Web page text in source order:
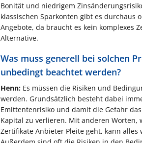
Bonität und niedrigem
klassischen Sparkonten gibt es durchaus
Angebote, da braucht es kein komplexes
Alternative.
Was muss generell bei solchen
unbedingt beachtet werden?
Henn: Es müssen die Risiken und
werden. Grundsätzlich besteht dabei
Emittentenrisiko und damit die Gefahr
Kapital zu verlieren. Mit anderen Worten,
Zertifikate Anbieter Pleite geht, kann alles